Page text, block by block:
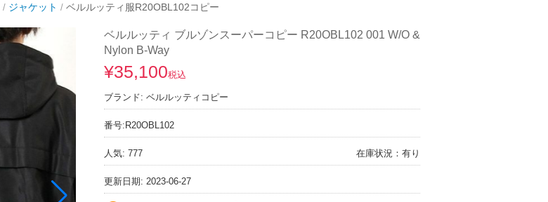
ジャケット ベルルッティ服R20OBL102コピー
ベルルッティ ブルゾンスーパーコピー R20OBL102 001 W/O &
Nylon B-Way
¥35,100税込
ブランド: ベルルッティコピー
番号: R20OBL102
人気: 777 在庫状況：有り
更新日期: 2023-06-27